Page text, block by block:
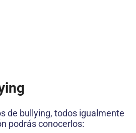
de bullying, todos igualmente
podrás conocerlos: